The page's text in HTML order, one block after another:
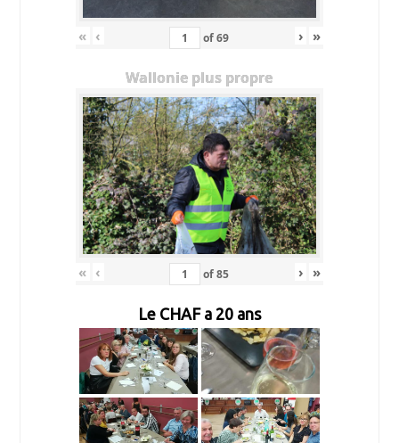
« ‹ of69 › »
Wallonie plus propre
« ‹ of85 › »
Le CHAF a 20 ans